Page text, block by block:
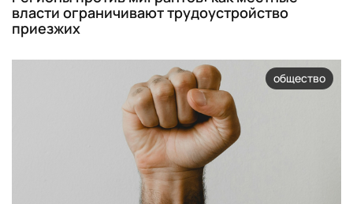
власти ограничивают трудоустройство
приезжих
общество